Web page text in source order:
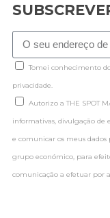
Tomei conhecimento
privacidade.
Autorizo a THE SPOT
informativas, divulgação de
e comunicar os meus
grupo económico, para
comunicação a efetuar por